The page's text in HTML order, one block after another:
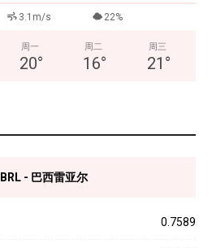
3.1m/s 22%
周一
20°
周二
16°
周三
21 °
BRL - 巴西雷亚尔
0.7589